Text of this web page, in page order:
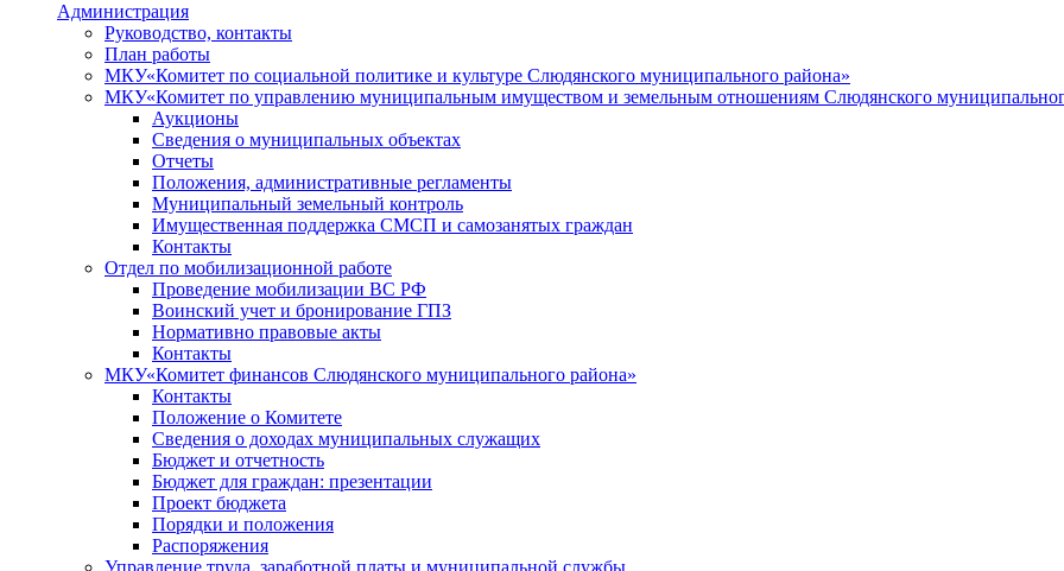
Администрация
Руководство, контакты
План работы
МКУ«Комитет по социальной политике и культуре Слюдянского муниципального района»
МКУ«Комитет по управлению муниципальным имуществом и земельным отношениям Слюдянского
Аукционы
Сведения о муниципальных объектах
Отчеты
Положения, административные регламенты
Муниципальный земельный контроль
Имущественная поддержка СМСП и самозанятых граждан
Контакты
Отдел по мобилизационной работе
Проведение мобилизации ВС РФ
Воинский учет и бронирование ГПЗ
Нормативно правовые акты
Контакты
МКУ«Комитет финансов Слюдянского муниципального района»
Контакты
Положение о Комитете
Сведения о доходах муниципальных служащих
Бюджет и отчетность
Бюджет для граждан: презентации
Проект бюджета
Порядки и положения
Распоряжения
Управление труда, заработной платы и муниципальной службы